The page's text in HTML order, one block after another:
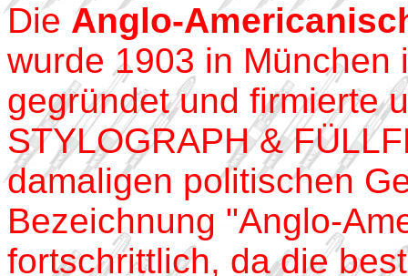
Die Anglo-
wurde 1903 in München
gegründet und firmierte
STYLOGRAPH &
damaligen politischen
Bezeichnung "Anglo-
fortschrittlich, da die